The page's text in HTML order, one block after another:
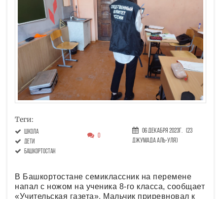
Теги:
школа
дети
Башкортостан
0
06 Декабря 2023г. (23
Джумада аль-уля)
В Башкортостане семиклассник на перемене
напал с ножом на ученика 8-го класса, сообщает
«Учительская газета». Мальчик приревновал к